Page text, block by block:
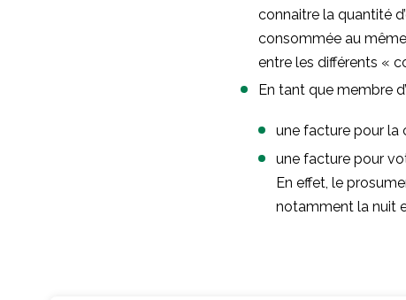
connaitre la quantité
consommée au
entre les différents «
En tant que membre
une facture pour la
une facture pour
En effet, le
notamment la nuit